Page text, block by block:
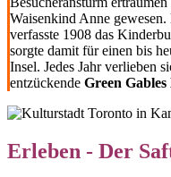
Waisenkind Anne
verfasste 1908 das
sorgte damit für einen bis
Insel. Jedes Jahr verlieben
entzückende Green Gables
Erleben - Der